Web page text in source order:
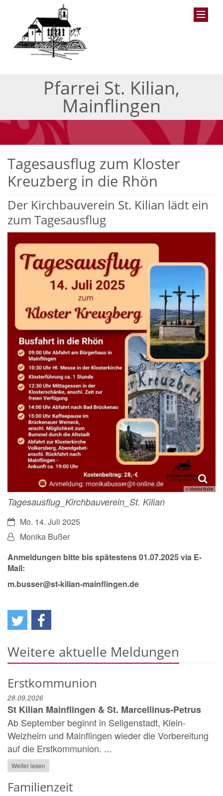
Pfarrei St. Kilian,
Mainflingen
Tagesausflug zum Kloster
Kreuzberg in die Rhön
Der Kirchbauverein St. Kilian lädt ein
zum Tagesausflug
© Monika Bußer
Tagesausflug_Kirchbauverein_St. Kilian
Datum:Mo. 14. Juli 2025
Von:Monika Bußer
Anmeldungen bitte bis spätestens 01.07.2025 via E-
Mail:
m.busser@st-kilian-mainflingen.de
Weitere aktuelle Meldungen
Erstkommunion
28.09.2026
St Kilian Mainflingen & St. Marcellinus-Petrus
Ab September beginnt in Seligenstadt, Klein-
Welzheim und Mainflingen wieder die Vorbereitung
auf die Erstkommunion. ...
Weiter lesen
Familienzeit